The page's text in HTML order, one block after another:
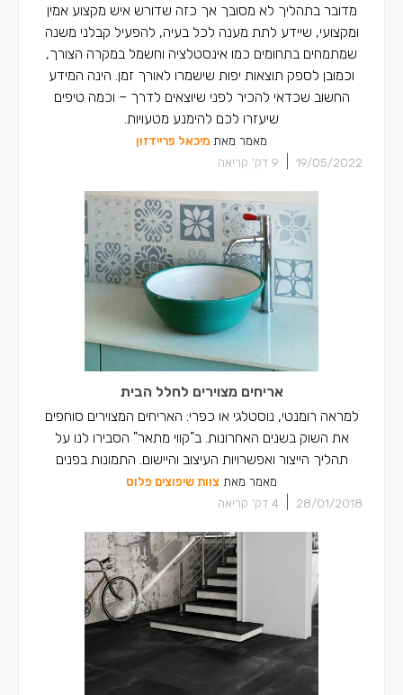
מדובר בתהליך לא מסובך אך כזה שדורש איש מקצוע אמין
ומקצועי, שיידע לתת מענה לכל בעיה, להפעיל קבלני משנה
שמתמחים בתחומים כמו אינסטלציה וחשמל במקרה הצורך,
וכמובן לספק תוצאות יפות שישמרו לאורך זמן. הינה המידע
החשוב שכדאי להכיר לפני שיוצאים לדרך – וכמה טיפים
שיעזרו לכם להימנע מטעויות.
מאמר מאת מיכאל פריידזון
19/05/2022
9 דק' קריאה
אריחים מצוירים לחלל הבית
למראה רומנטי, נוסטלגי או כפרי: האריחים המצוירים סוחפים
את השוק בשנים האחרונות. ב"קווי מתאר" הסבירו לנו על
תהליך הייצור ואפשרויות העיצוב והיישום. התמונות בפנים
מאמר מאת צוות שיפוצים פלוס
28/01/2018
4 דק' קריאה